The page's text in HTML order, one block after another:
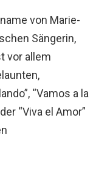
von Marie-
Sängerin,
vor allem
“Vamos a la
“Viva el Amor”